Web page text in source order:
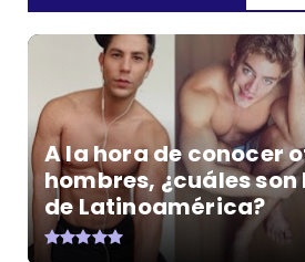
A la hora de conocer
hombres, ¿cuáles
de Latinoamérica?